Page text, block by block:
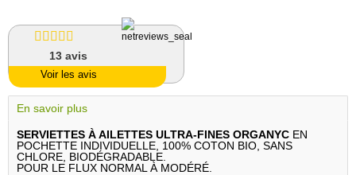
13 avis
Voir les avis
En savoir plus
SERVIETTES À AILETTES ULTRA-FINES ORGANYC EN
POCHETTE INDIVIDUELLE, 100% COTON BIO, SANS
CHLORE, BIODÉGRADABLE.
POUR LE FLUX NORMAL À MODÉRÉ.